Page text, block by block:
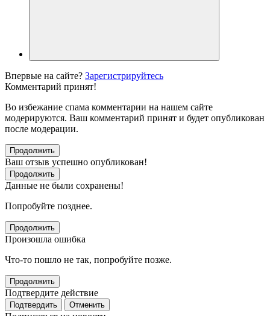
Впервые на сайте? Зарегистрируйтесь
Комментарий принят!
Во избежание спама комментарии на нашем сайте
модерируются. Ваш комментарий принят и будет опубликован
после модерации.
Продолжить
Ваш отзыв успешно опубликован!
Продолжить
Данные не были сохранены!
Попробуйте позднее.
Продолжить
Произошла ошибка
Что-то пошло не так, попробуйте позже.
Продолжить
Подтвердите действие
Подтвердить Отменить